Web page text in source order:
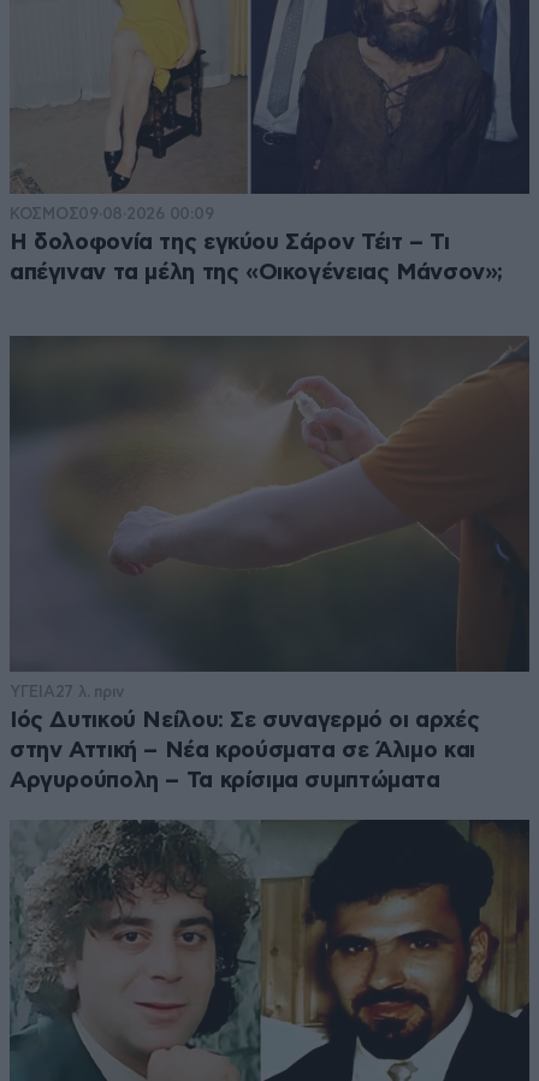
ΚΟΣΜΟΣ09·08·2026 00:09
Η δολοφονία της εγκύου Σάρον Τέιτ – Τι
απέγιναν τα μέλη της «Οικογένειας Μάνσον»;
ΥΓΕΙΑ 27 λ. πριν
Ιός Δυτικού Νείλου: Σε συναγερμό οι αρχές
στην Αττική – Νέα κρούσματα σε Άλιμο και
Αργυρούπολη – Τα κρίσιμα συμπτώματα